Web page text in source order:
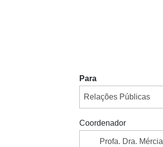
Para
Coordenador